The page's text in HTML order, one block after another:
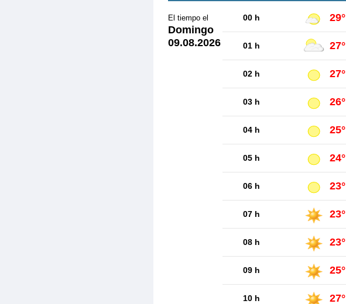
El tiempo el
Domingo
09.08.2026
00 h 29°
01 h 27°
02 h 27°
03 h 26°
04 h 25°
05 h 24°
06 h 23°
07 h 23°
08 h 23°
09 h 25°
10 h 27°